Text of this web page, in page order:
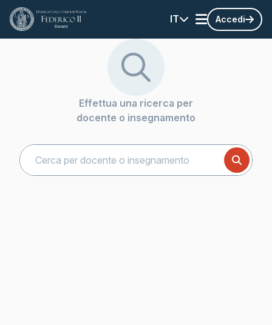
IT Accedi
Effettua una ricerca per
docente o insegnamento